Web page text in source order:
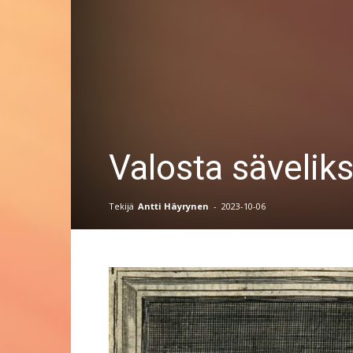
Valosta
Tekijä Antti Häyrynen - 2023-10-06